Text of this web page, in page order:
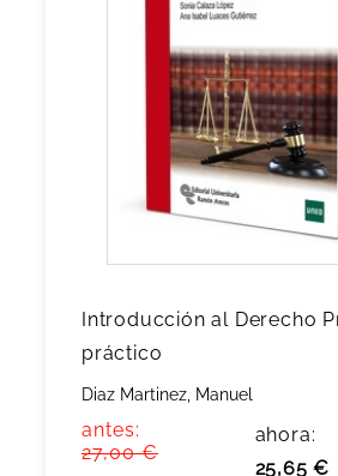
Introducción al Derecho
práctico
Diaz Martinez, Manuel
antes:
27,00 €
ahora:
25,65 €